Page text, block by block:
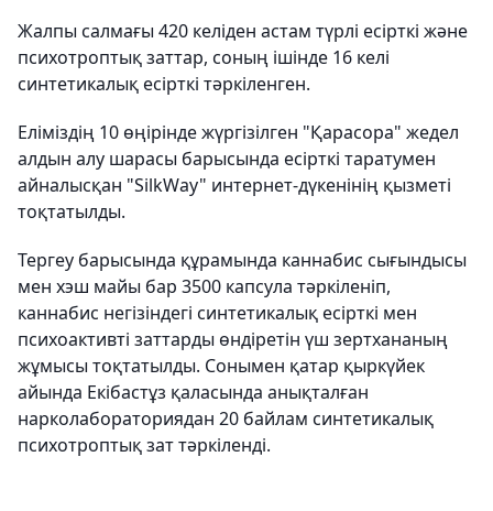
Жалпы салмағы 420 келіден астам түрлі есірткі және
психотроптық заттар, соның ішінде 16 келі
синтетикалық есірткі тәркіленген.
Еліміздің 10 өңірінде жүргізілген "Қарасора" жедел
алдын алу шарасы барысында есірткі таратумен
айналысқан "SilkWay" интернет-дүкенінің қызметі
тоқтатылды.
Тергеу барысында құрамында каннабис сығындысы
мен хэш майы бар 3500 капсула тәркіленіп,
каннабис негізіндегі синтетикалық есірткі мен
психоактивті заттарды өндіретін үш зертхананың
жұмысы тоқтатылды. Сонымен қатар қыркүйек
айында Екібастұз қаласында анықталған
нарколабораториядан 20 байлам синтетикалық
психотроптық зат тәркіленді.